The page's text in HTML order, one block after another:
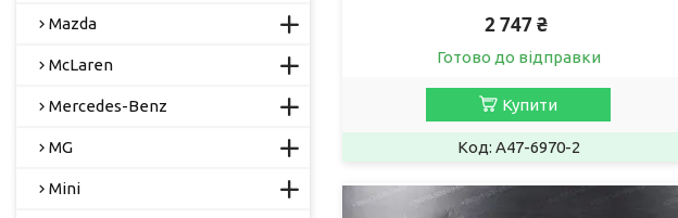
2 747 ₴
Готово до відправки
Купити
A47-6970-2
Mazda
McLaren
Mercedes-Benz
MG
Mini